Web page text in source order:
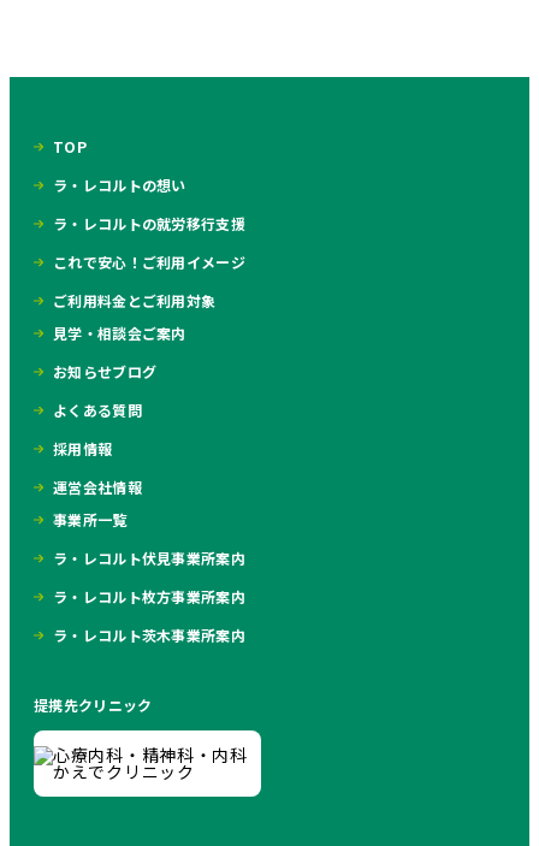
TOP
ラ・レコルトの想い
ラ・レコルトの就労移行支援
これで安心！ご利用イメージ
ご利用料金とご利用対象
見学・相談会ご案内
お知らせブログ
よくある質問
採用情報
運営会社情報
事業所一覧
ラ・レコルト伏見事業所案内
ラ・レコルト枚方事業所案内
ラ・レコルト茨木事業所案内
提携先クリニック